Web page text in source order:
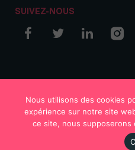
SUIVEZ-NOUS
Nous utilisons des cookies
expérience sur notre site
ce site, nous